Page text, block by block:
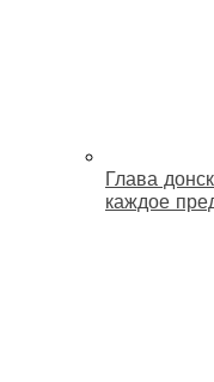
Глава
каждое